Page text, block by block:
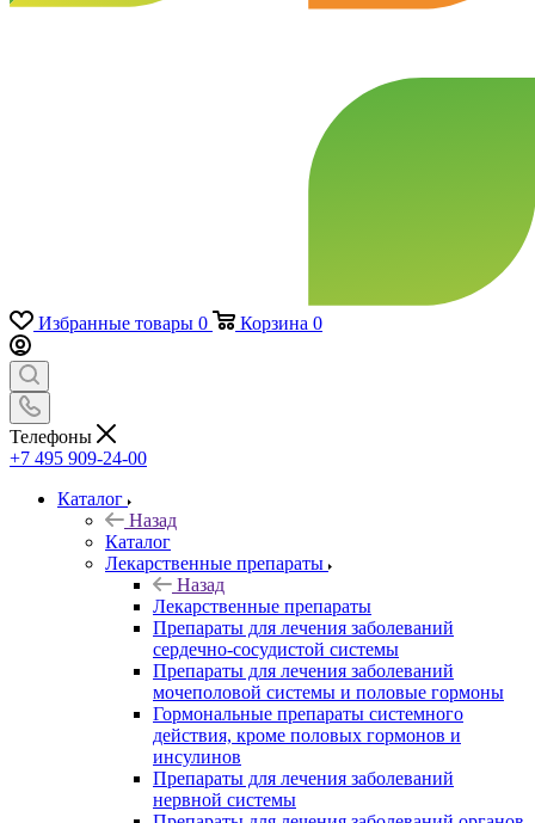
Избранные товары 0 Корзина 0
Телефоны
+7 495 909-24-00
Каталог
Назад
Каталог
Лекарственные препараты
Назад
Лекарственные препараты
Препараты для лечения заболеваний
сердечно-сосудистой системы
Препараты для лечения заболеваний
мочеполовой системы и половые гормоны
Гормональные препараты системного
действия, кроме половых гормонов и
инсулинов
Препараты для лечения заболеваний
нервной системы